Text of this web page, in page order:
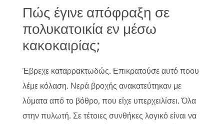
Πώς έγινε απόφραξη σε
πολυκατοικία εν μέσω
κακοκαιρίας;
Έβρεχε καταρρακτωδώς. Επικρατούσε αυτό ποου
λέμε κόλαση. Νερά βροχής ανακατεύτηκαν με
λύματα από το βόθρο, που είχε υπερχειλίσει. Όλα
στην πυλωτή. Σε τέτοιες συνθήκες λογικό είναι να